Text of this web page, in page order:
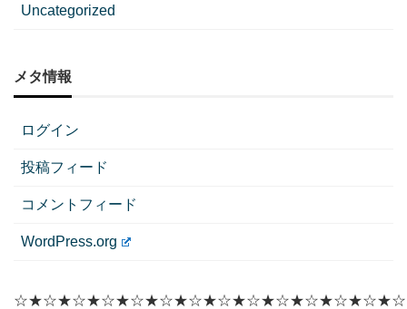
Uncategorized
メタ情報
ログイン
投稿フィード
コメントフィード
WordPress.org